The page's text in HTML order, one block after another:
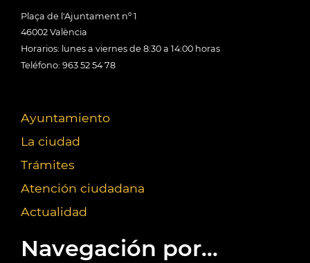
Plaça de l'Ajuntament nº 1
46002 València
Horarios: lunes a viernes de 8:30 a 14:00 horas
Teléfono: 963 52 54 78
Ayuntamiento
La ciudad
Trámites
Atención ciudadana
Actualidad
Navegación por...